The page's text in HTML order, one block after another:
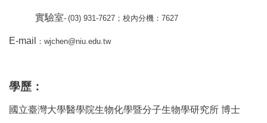
實驗室- (03) 931-7627 ； 校內分機 ： 7627
E-mail ： wjchen@niu.edu.tw
學歷 ：
國立臺灣大學醫學院生物化學暨分子生物學研究所 博士